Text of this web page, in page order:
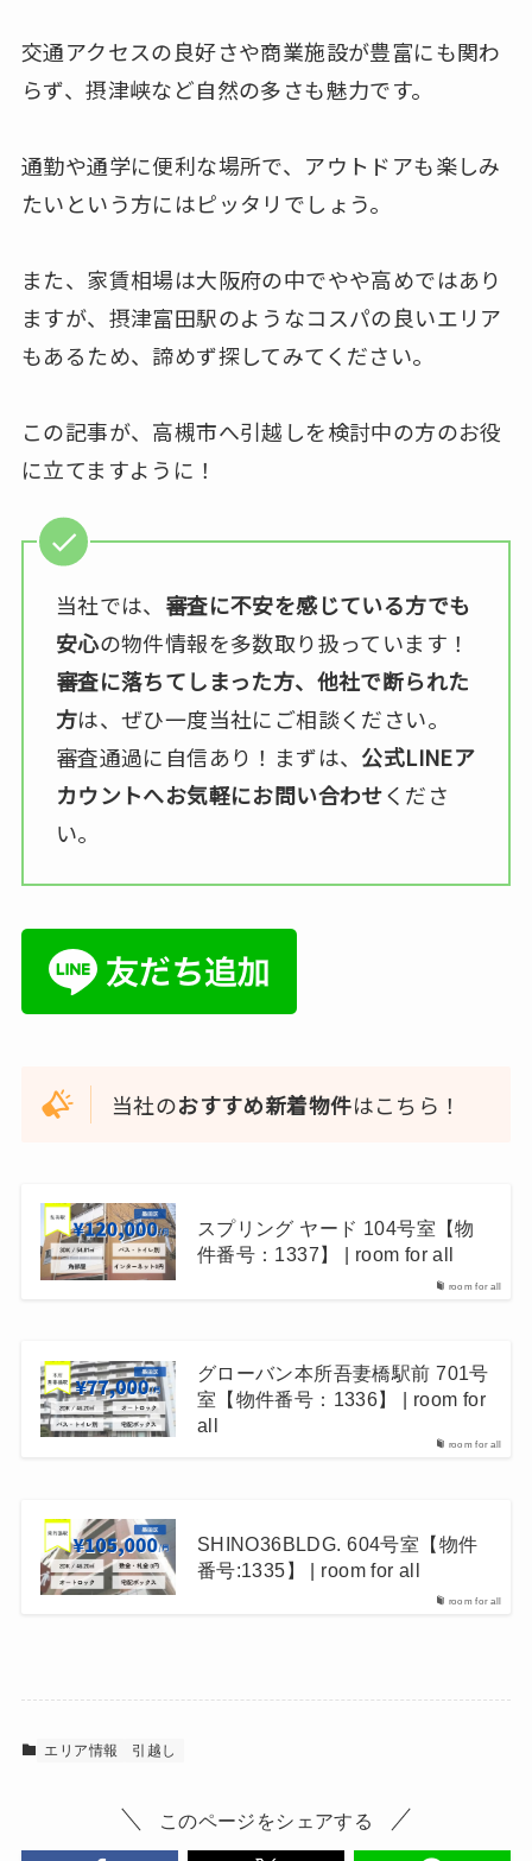
交通アクセスの良好さや商業施設が豊富にも関わ
らず、摂津峡など自然の多さも魅力です。
通勤や通学に便利な場所で、アウトドアも楽しみ
たいという方にはピッタリでしょう。
また、家賃相場は大阪府の中でやや高めではあり
ますが、摂津富田駅のようなコスパの良いエリア
もあるため、諦めず探してみてください。
この記事が、高槻市へ引越しを検討中の方のお役
に立てますように！
当社では、 審査に不安を感じている方でも
安心の物件情報を多数取り扱っています！
審査に落ちてしまった方、他社で断られた
方は、ぜひ一度当社にご相談ください。
審査通過に自信あり！まずは、 公式LINEア
カウントへお気軽にお問い合わせくださ
い。
当社のおすすめ新着物件はこちら！
room for all
スプリング ヤード 104号室【物
件番号：1337】 | room for all
room for all
グローバン本所吾妻橋駅前 701号
室【物件番号：1336】 | room for
all
room for all
SHINO36BLDG. 604号室【物件
番号:1335】 | room for all
エリア情報 引越し
このページをシェアする